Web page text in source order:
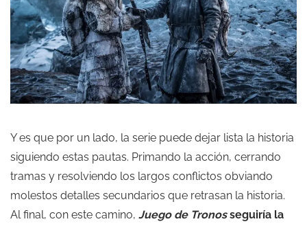
Y es que por un lado, la serie puede dejar lista la historia
siguiendo estas pautas. Primando la acción, cerrando
tramas y resolviendo los largos conflictos obviando
molestos detalles secundarios que retrasan la historia.
Al final, con este camino, Juego de Tronosseguiría la